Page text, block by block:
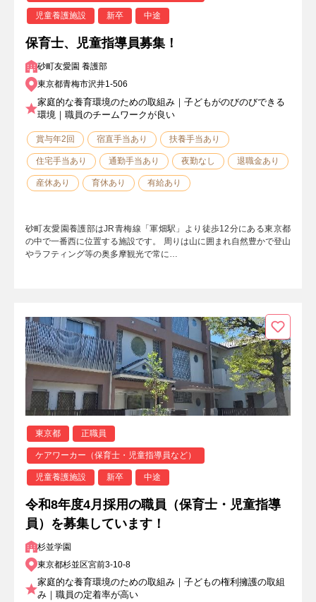
児童養護施設 新卒 中途
保育士、児童指導員募集！
砂町友愛園 養護部
東京都青梅市沢井1-506
家庭的な養育環境のための取組み｜子どもがのびのびできる
環境｜職員のチームワークが良い
賞与年2回 宿直手当あり 扶養手当あり
住宅手当あり 通勤手当あり 夜勤なし 退職金あり
産休あり 育休あり 有給あり
砂町友愛園養護部はJR青梅線「軍畑駅」より徒歩12分にある東京都
の中で一番西に位置する施設です。 周りは山に囲まれ自然豊かで登山
やラフティング等の奥多摩観光で常に…
東京都 正職員
ケアワーカー（保育士・児童指導員など）
児童養護施設 新卒 中途
令和8年度4月採用の職員（保育士・児童指導
員）を募集しています！
杉並学園
東京都杉並区宮前3-10-8
家庭的な養育環境のための取組み｜子どもの権利擁護の取組
み｜職員の定着率が高い